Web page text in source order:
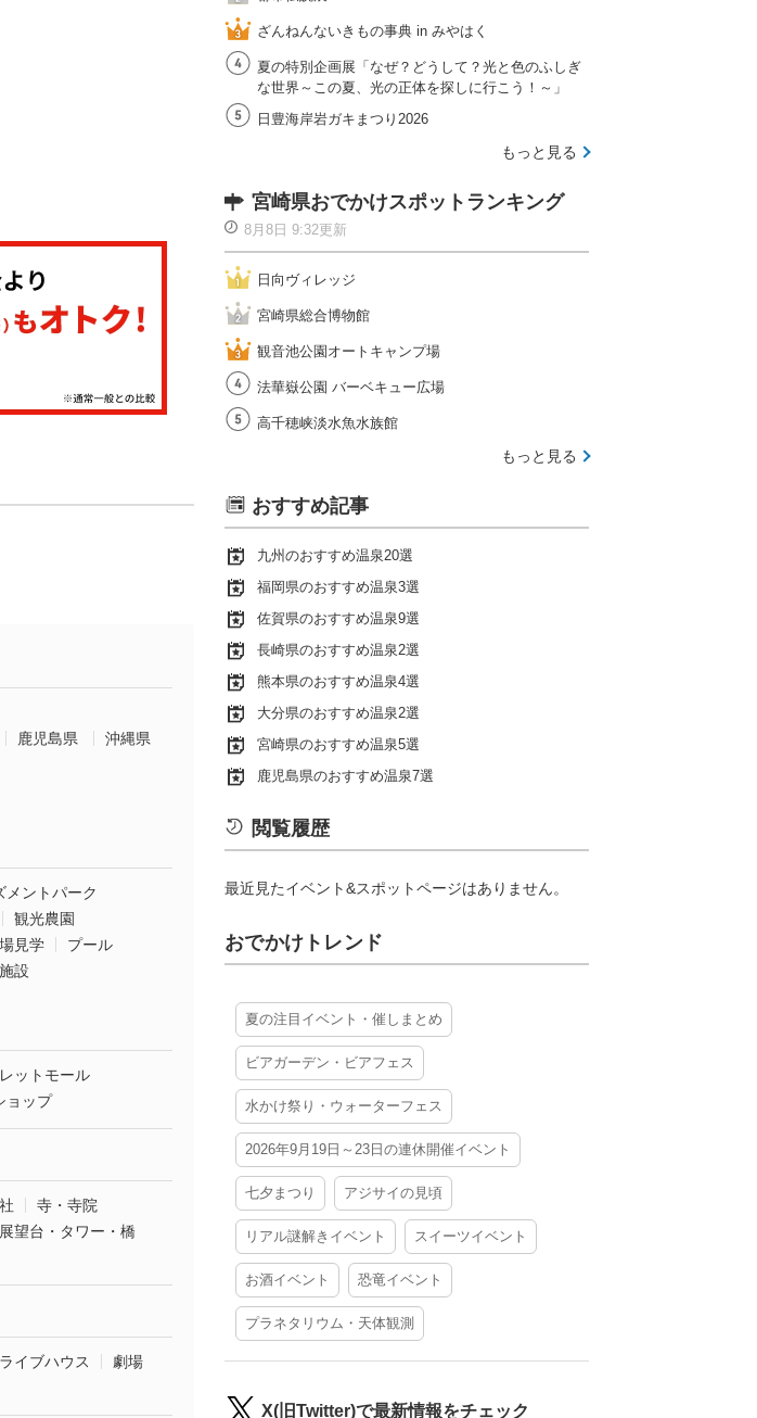
鹿児島県
沖縄県
メントパーク
観光農園
見学
プール
設
ットモール
ョップ
寺・寺院
展望台・タワー・橋
ライブハウス
劇場
ざんねんないきもの事典 in みやはく
夏の特別企画展「なぜ？どうして？光と色のふしぎ
な世界～この夏、光の正体を探しに行こう！～」
日豊海岸岩ガキまつり2026
もっと見る
宮崎県おでかけスポットランキング
8月8日 9:32更新
日向ヴィレッジ
宮崎県総合博物館
観音池公園オートキャンプ場
法華嶽公園 バーベキュー広場
高千穂峡淡水魚水族館
もっと見る
おすすめ記事
九州のおすすめ温泉20選
福岡県のおすすめ温泉3選
佐賀県のおすすめ温泉9選
長崎県のおすすめ温泉2選
熊本県のおすすめ温泉4選
大分県のおすすめ温泉2選
宮崎県のおすすめ温泉5選
鹿児島県のおすすめ温泉7選
閲覧履歴
最近見たイベント&スポットページはありません。
おでかけトレンド
夏の注目イベント・催しまとめ
ビアガーデン・ビアフェス
水かけ祭り・ウォーターフェス
2026年9月19日～23日の連休開催イベント
七夕まつり アジサイの見頃
リアル謎解きイベント スイーツイベント
お酒イベント 恐竜イベント
プラネタリウム・天体観測
X(旧Twitter)で最新情報をチェック